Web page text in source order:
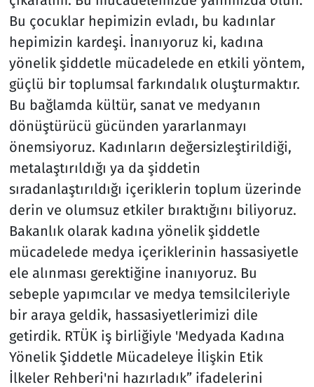
Bu çocuklar hepimizin evladı, bu kadınlar
hepimizin kardeşi. İnanıyoruz ki, kadına
yönelik şiddetle mücadelede en etkili yöntem,
güçlü bir toplumsal farkındalık oluşturmaktır.
Bu bağlamda kültür, sanat ve medyanın
dönüştürücü gücünden yararlanmayı
önemsiyoruz. Kadınların değersizleştirildiği,
metalaştırıldığı ya da şiddetin
sıradanlaştırıldığı içeriklerin toplum üzerinde
derin ve olumsuz etkiler bıraktığını biliyoruz.
Bakanlık olarak kadına yönelik şiddetle
mücadelede medya içeriklerinin hassasiyetle
ele alınması gerektiğine inanıyoruz. Bu
sebeple yapımcılar ve medya temsilcileriyle
bir araya geldik, hassasiyetlerimizi dile
getirdik. RTÜK iş birliğiyle 'Medyada Kadına
Yönelik Şiddetle Mücadeleye İlişkin Etik
İlkeler Rehberi'ni hazırladık” ifadelerini